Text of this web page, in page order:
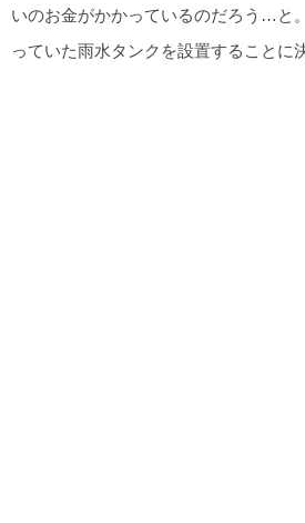
いのお金がかかっているのだろう…と
っていた雨水タンクを設置することに